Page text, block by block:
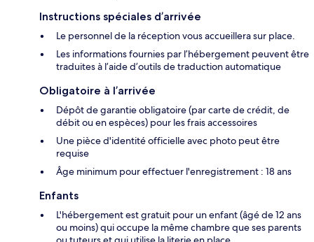
Instructions spéciales d’arrivée
Le personnel de la réception vous accueillera sur place.
Les informations fournies par l’hébergement peuvent être
traduites à l’aide d’outils de traduction automatique
Obligatoire à l’arrivée
Dépôt de garantie obligatoire (par carte de crédit, de
débit ou en espèces) pour les frais accessoires
Une pièce d'identité officielle avec photo peut être
requise
Âge minimum pour effectuer l'enregistrement : 18 ans
Enfants
L'hébergement est gratuit pour un enfant (âgé de 12 ans
ou moins) qui occupe la même chambre que ses parents